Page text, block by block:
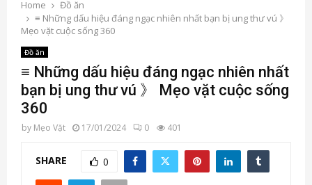
Home
Đồ ăn
≡ Những dấu hiệu đáng ngạc nhiên nhất bạn bị ung thư vú 》
Mẹo vặt cuộc sống 360
Đồ ăn
≡ Những dấu hiệu đáng ngạc nhiên nhất
bạn bị ung thư vú 》 Mẹo vặt cuộc sống
360
by Mẹo Vặt 17/01/2024 0 401
SHARE 0